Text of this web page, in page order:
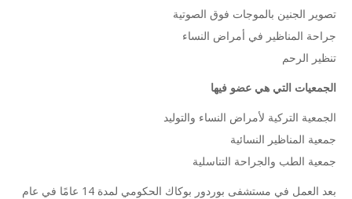
تصوير الجنين بالموجات فوق الصوتية
جراحة المناظير في أمراض النساء
تنظير الرحم
الجمعيات التي هي عضو فيها
الجمعية التركية لأمراض النساء والتوليد
جمعية المناظير النسائية
جمعية الطب والجراحة التناسلية
بعد العمل في مستشفى بوردور بوكاك الحكومي لمدة 14 عامًا في عام